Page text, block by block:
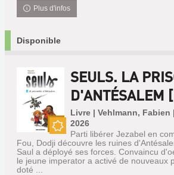
Plus d'infos
Disponible
Nouveauté
SEULS. LA
D'ANTÉSALEM
Livre | Vehlmann, Fabien
2026
Parti libérer Jezabel en
Fou, Dodji découvre les ruines
Saul a déployé ses forces. Convaincu
le jeune imperator a activé de nouveaux
doté ...